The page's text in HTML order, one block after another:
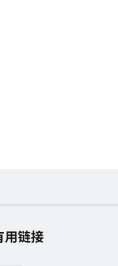
用链接